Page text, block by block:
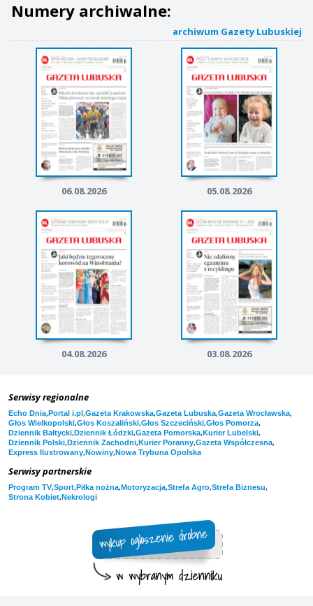
Numery archiwalne:
archiwum Gazety Lubuskiej
06.08.2026 05.08.2026
04.08.2026 03.08.2026
Serwisy regionalne
Echo Dnia,Portal i.pl,Gazeta Krakowska,Gazeta Lubuska,Gazeta Wrocławska,
Głos Wielkopolski,Głos Koszaliński,Głos Szczeciński,Głos Pomorza,
Dziennik Bałtycki,Dziennik Łódzki,Gazeta Pomorska,Kurier Lubelski,
Dziennik Polski,Dziennik Zachodni,Kurier Poranny,Gazeta Współczesna,
Express Ilustrowany,Nowiny,Nowa Trybuna Opolska
Serwisy partnerskie
Program TV,Sport,Piłka nożna,Motoryzacja,Strefa Agro,Strefa Biznesu,
Strona Kobiet,Nekrologi